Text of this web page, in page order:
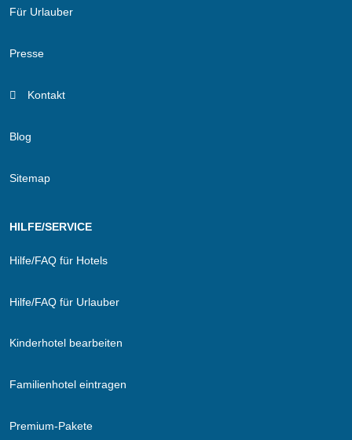
Für Urlauber
Presse
Kontakt
Blog
Sitemap
HILFE/SERVICE
Hilfe/FAQ für Hotels
Hilfe/FAQ für Urlauber
Kinderhotel bearbeiten
Familienhotel eintragen
Premium-Pakete